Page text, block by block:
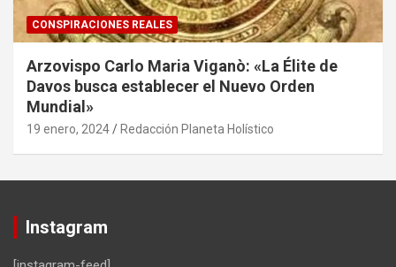
CONSPIRACIONES REALES
Arzovispo Carlo Maria Viganò: «La Élite de
Davos busca establecer el Nuevo Orden
Mundial»
19 enero, 2024 Redacción Planeta Holístico
Instagram